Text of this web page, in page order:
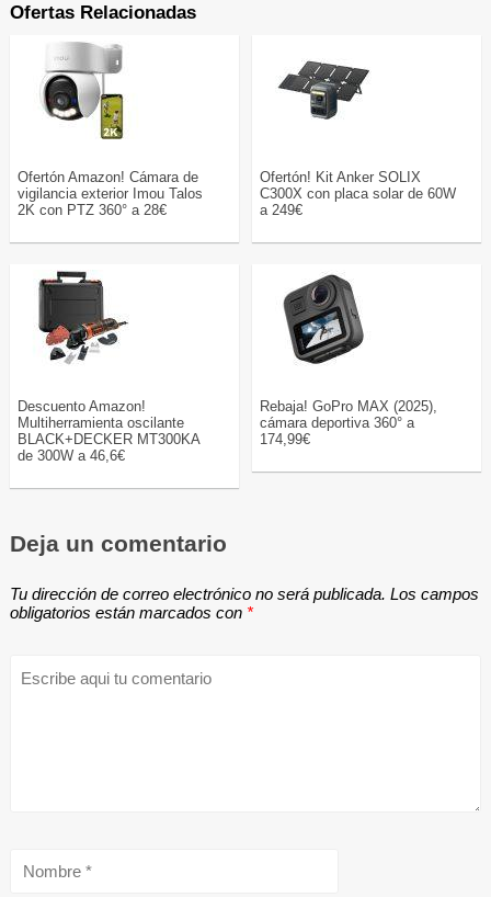
Ofertas Relacionadas
Ofertón Amazon! Cámara de
vigilancia exterior Imou Talos
2K con PTZ 360° a 28€
Ofertón! Kit Anker SOLIX
C300X con placa solar de 60W
a 249€
Descuento Amazon!
Multiherramienta oscilante
BLACK+DECKER MT300KA
de 300W a 46,6€
Rebaja! GoPro MAX (2025),
cámara deportiva 360° a
174,99€
Deja un comentario
Tu dirección de correo electrónico no será publicada. Los campos
obligatorios están marcados con *